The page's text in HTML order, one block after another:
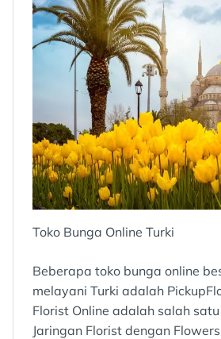
Toko Bunga Online Turki
Beberapa toko bunga online
melayani Turki adalah
Florist Online adalah salah
Jaringan Florist dengan